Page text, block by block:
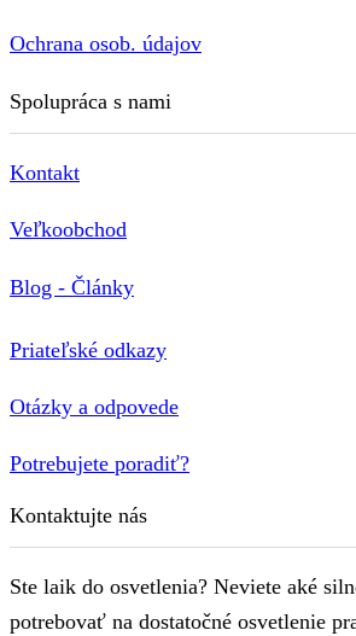
Ochrana osob. údajov
Spolupráca s nami
Kontakt
Veľkoobchod
Blog - Články
Priateľské odkazy
Otázky a odpovede
Potrebujete poradiť?
Kontaktujte nás
Ste laik do osvetlenia? Neviete aké
potrebovať na dostatočné osvetlenie